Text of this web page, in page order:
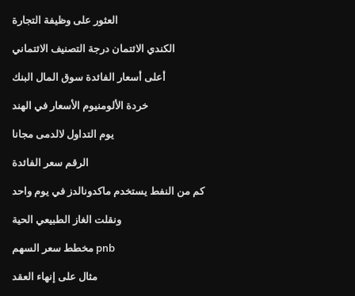
العثور على وظيفة التجارة
الكندي الائتمان درجة التصنيف الائتماني
أعلى أسعار الفائدة سوق المال البنك
خردة الألومنيوم الأسعار في الهند
يوم التداول لالدمى مجانا
الرقم سعر الفائدة
كم من النفط يستخدم ماكدونالدز في يوم واحد
ونقلت الغاز الطبيعي الحية
مخطط سعر السهم pnb
مثال على إنهاء العقد